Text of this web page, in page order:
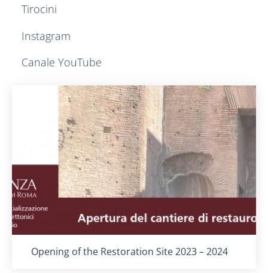
Tirocini
Instagram
Canale YouTube
Titolo card:
Opening of the Restoration Site 2023 – 2024